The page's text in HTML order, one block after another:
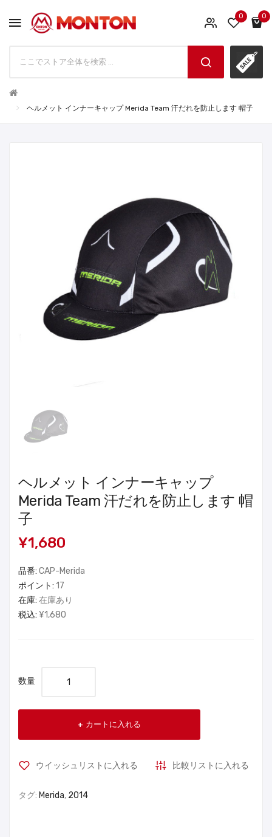
0 0
ヘルメット インナーキャップ Merida Team 汗だれを防止します 帽子
ヘルメット インナーキャップ
Merida Team 汗だれを防止します 帽
子
¥1,680
品番: CAP-Merida
ポイント: 17
在庫: 在庫あり
税込: ¥1,680
数量
カートに入れる
ウイッシュリストに入れる 比較リストに入れる
タグ: Merida, 2014